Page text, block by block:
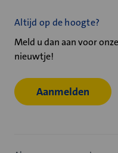
Altijd op de hoogte?
Meld u dan aan voor
nieuwtje!
Aanmelden